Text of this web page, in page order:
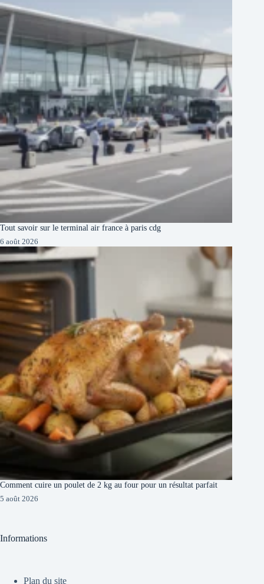
Tout savoir sur le terminal air france à paris cdg
6 août 2026
Comment cuire un poulet de 2 kg au four pour un résultat parfait
5 août 2026
Informations
Plan du site